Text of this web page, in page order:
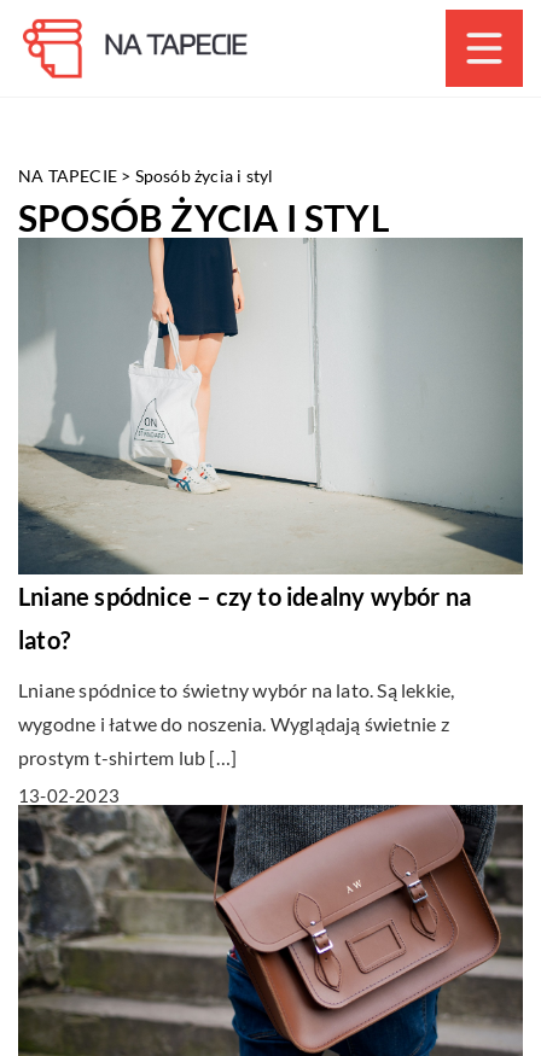
NA TAPECIE > Sposób życia i styl
SPOSÓB ŻYCIA I STYL
Lniane spódnice – czy to idealny wybór na
lato?
Lniane spódnice to świetny wybór na lato. Są lekkie,
wygodne i łatwe do noszenia. Wyglądają świetnie z
prostym t-shirtem lub […]
13-02-2023